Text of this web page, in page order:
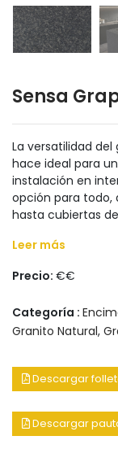
Sensa
La versatilidad del
hace ideal para
instalación en
opción para todo,
hasta cubiertas
Leer más
Precio: €€
Categoría :
Granito Natural,
Descargar
Descargar